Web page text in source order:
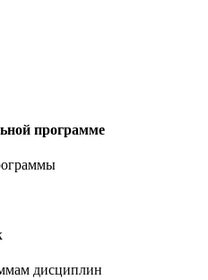
программе
дисциплин